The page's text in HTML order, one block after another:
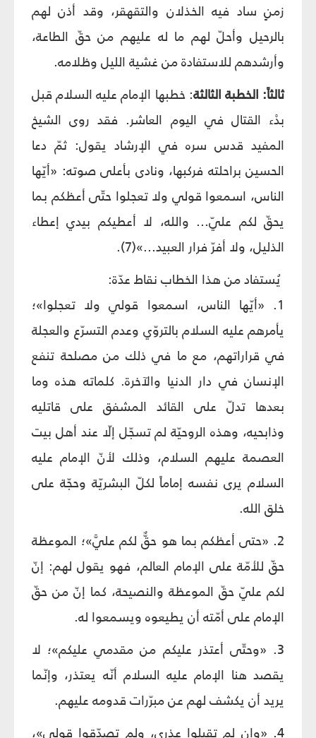
زمنٍ ساد فيه الخذلان والتقهقر، وقد أذن لهم
بالرحيل وأحلّ لهم ما له عليهم من حقّ الطاعة،
وأرشدهم للاستفادة من غشية الليل وظلامه.
ثالثاً: الخطبة الثالثة: خطبها الإمام عليه السلام قبل
بدْء القتال في اليوم العاشر. فقد روى الشيخ
المفيد قدس سره في الإرشاد يقول: ثمّ دعا
الحسين براحلته فركبها، ونادى بأعلى صوته: «أيّها
الناس، اسمعوا قولي ولا تعجلوا حتّى أعظكم بما
يحقّ لكم عليّ... والله، لا أعطيكم بيدي إعطاء
الذليل، ولا أفرّ فرار العبيد...»(7).
يُستفاد من هذا الخطاب نقاط عدّة:
1. «أيّها الناس، اسمعوا قولي ولا تعجلوا»؛
يأمرهم عليه السلام بالتروّي وعدم التسرّع والعجلة
في قراراتهم، مع ما في ذلك من مصلحة تنفع
الإنسان في دار الدنيا والآخرة. كلماته هذه وما
بعدها تدلّ على القائد المشفق على قاتليه
وذابحيه، وهذه الروحيّة لم تسجّل إلّا عند أهل بيت
العصمة عليهم السلام، وذلك لأنّ الإمام عليه
السلام يرى نفسه إماماً لكلّ البشريّة وحجّة على
خلق الله.
2. «حتى أعظكم بما هو حقٌّ لكم عليَّ»؛ الموعظة
حقّ للأمّة على الإمام العالم، فهو يقول لهم: إنّ
لكم عليّ حقّ الموعظة والنصيحة، كما إنّ من حقّ
الإمام على أمّته أن يطيعوه ويسمعوا له.
3. «وحتّى أعتذر عليكم من مقدمي عليكم»؛ لا
يقصد هنا الإمام عليه السلام أنّه يعتذر، وإنّما
يريد أن يكشف لهم عن مبرّرات قدومه عليهم.
4. «وإن لم تقبلوا عذري، ولم تصدّقوا قولي»،